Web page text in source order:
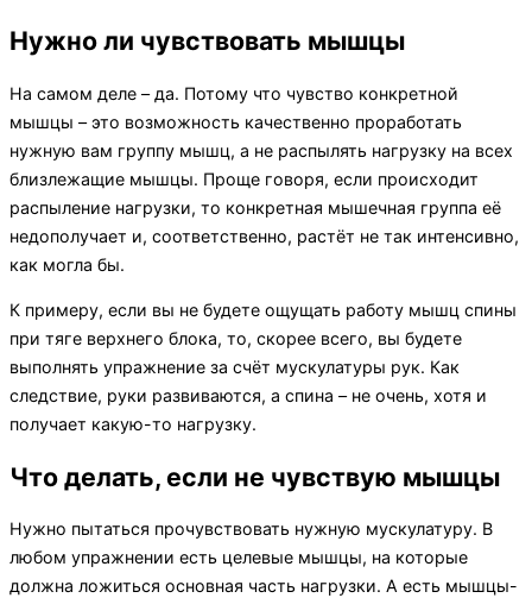
Нужно ли чувствовать мышцы
На самом деле – да. Потому что чувство конкретной
мышцы – это возможность качественно проработать
нужную вам группу мышц, а не распылять нагрузку на всех
близлежащие мышцы. Проще говоря, если происходит
распыление нагрузки, то конкретная мышечная группа её
недополучает и, соответственно, растёт не так интенсивно,
как могла бы.
К примеру, если вы не будете ощущать работу мышц спины
при тяге верхнего блока, то, скорее всего, вы будете
выполнять упражнение за счёт мускулатуры рук. Как
следствие, руки развиваются, а спина – не очень, хотя и
получает какую-то нагрузку.
Что делать, если не чувствую мышцы
Нужно пытаться прочувствовать нужную мускулатуру. В
любом упражнении есть целевые мышцы, на которые
должна ложиться основная часть нагрузки. А есть мышцы-